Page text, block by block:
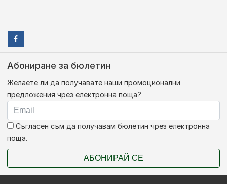
Абониране за бюлетин
Желаете ли да получавате наши промоционални
предложения чрез електронна поща?
Съгласен съм да получавам бюлетин чрез електронна
поща.
АБОНИРАЙ СЕ